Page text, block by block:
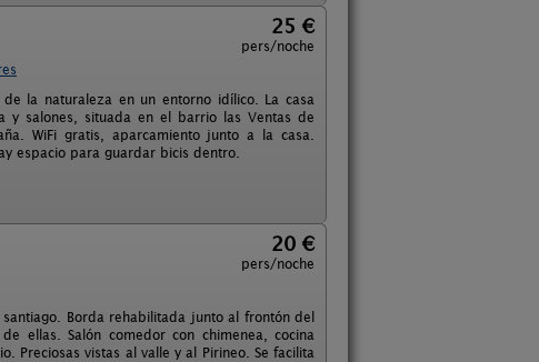
25 €
pers/noche
la naturaleza en un entorno idílico. La casa
y salones, situada en el barrio las Ventas de
WiFi gratis, aparcamiento junto a la casa.
espacio para guardar bicis dentro.
20 €
pers/noche
Borda rehabilitada junto al frontón del
ellas. Salón comedor con chimenea, cocina
Preciosas vistas al valle y al Pirineo. Se facilita